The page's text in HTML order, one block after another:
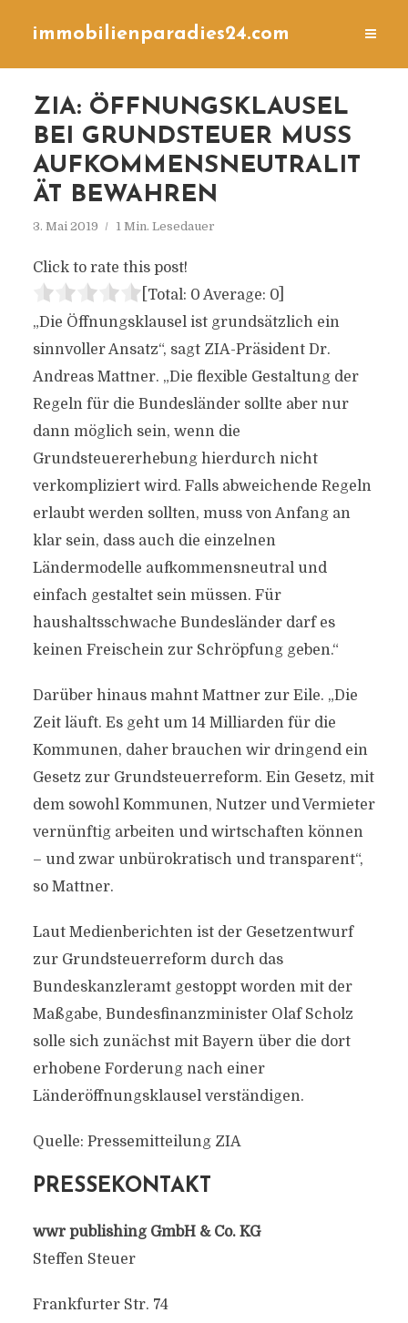
immobilienparadies24.com
ZIA: ÖFFNUNGSKLAUSEL
BEI GRUNDSTEUER MUSS
AUFKOMMENSNEUTRALIT
ÄT BEWAHREN
3. Mai 2019 1 Min. Lesedauer
Click to rate this post!
[Total: 0 Average: 0]
„Die Öffnungsklausel ist grundsätzlich ein
sinnvoller Ansatz“, sagt ZIA-Präsident Dr.
Andreas Mattner. „Die flexible Gestaltung der
Regeln für die Bundesländer sollte aber nur
dann möglich sein, wenn die
Grundsteuererhebung hierdurch nicht
verkompliziert wird. Falls abweichende Regeln
erlaubt werden sollten, muss von Anfang an
klar sein, dass auch die einzelnen
Ländermodelle aufkommensneutral und
einfach gestaltet sein müssen. Für
haushaltsschwache Bundesländer darf es
keinen Freischein zur Schröpfung geben.“
Darüber hinaus mahnt Mattner zur Eile. „Die
Zeit läuft. Es geht um 14 Milliarden für die
Kommunen, daher brauchen wir dringend ein
Gesetz zur Grundsteuerreform. Ein Gesetz, mit
dem sowohl Kommunen, Nutzer und Vermieter
vernünftig arbeiten und wirtschaften können
– und zwar unbürokratisch und transparent“,
so Mattner.
Laut Medienberichten ist der Gesetzentwurf
zur Grundsteuerreform durch das
Bundeskanzleramt gestoppt worden mit der
Maßgabe, Bundesfinanzminister Olaf Scholz
solle sich zunächst mit Bayern über die dort
erhobene Forderung nach einer
Länderöffnungsklausel verständigen.
Quelle: Pressemitteilung ZIA
PRESSEKONTAKT
wwr publishing GmbH & Co. KG
Steffen Steuer
Frankfurter Str. 74